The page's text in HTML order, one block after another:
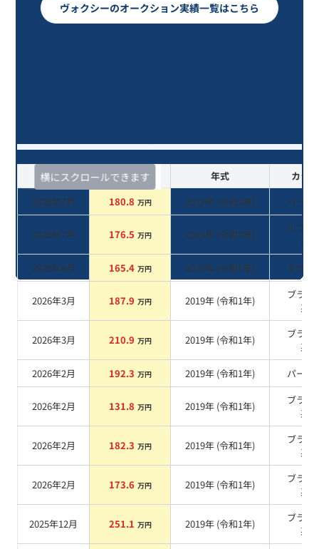
ヴォクシーのオークション実績一覧はこちら
横にスクロールできます
査定時期 セルカ実績 年式
カラー
2026年7月
180.8 万円 2019年 (令和1年) パール
2026年7月 176.5 万円 2019年 (令和1年)
ホワイ
系
2026年4月
165.4 万円 2019年 (令和1年) その他
2026年3月 187.9 万円 2019年 (令和1年)
ブラッ
系
2026年3月 210.9 万円 2019年 (令和1年)
ブラッ
系
2026年2月
192.3 万円 2019年 (令和1年) パール
2026年2月 131.8 万円 2019年 (令和1年)
ブラッ
系
2026年2月 182.3 万円 2019年 (令和1年)
ブラッ
系
2026年2月 173.6 万円 2019年 (令和1年)
ブラッ
系
2025年12月 251.1 万円 2019年 (令和1年)
ブラッ
系